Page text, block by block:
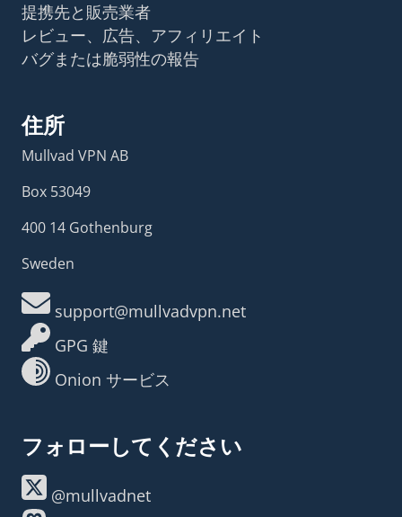
提携先と販売業者
レビュー、広告、アフィリエイト
バグまたは脆弱性の報告
住所
Mullvad VPN AB
Box 53049
400 14 Gothenburg
Sweden
support@mullvadvpn.net
GPG 鍵
Onion サービス
フォローしてください
@mullvadnet